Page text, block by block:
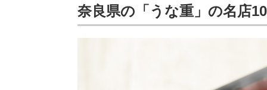
奈良県の「うな重」の名店